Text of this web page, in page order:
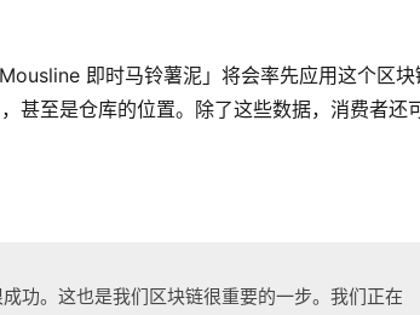
即时马铃薯泥」将会率先应用这个区块
甚至是仓库的位置。除了这些数据，消费者还
功。这也是我们区块链很重要的一步。我们正在